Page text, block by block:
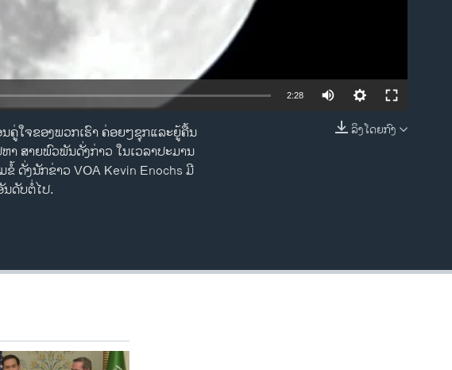
EMBED
2:28
ລິງໂດຍກົງ
ນຄູ່ໃຈຂອງພວກເຮົາ ຄ່ອຍໆຊຸກແລະຍູ້ຄື້ນ
າ ສາຍພົວພັນດັ່ງກ່າວ ໃນເວລາປະມານ
ດັ່ງນັກ​ຂ່າວ VOA Kevin Enochs ມີ
ນດັບຕໍ່ໄປ.